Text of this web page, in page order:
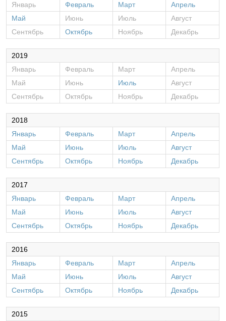
Январь
Февраль Март
Апрель
Май
Июнь Июль
Август
Сентябрь
Октябрь Ноябрь Декабрь
2019
Январь
Февраль Март
Апрель
Май
Июнь Июль
Август
Сентябрь
Октябрь Ноябрь Декабрь
2018
Январь
Февраль Март
Апрель
Май
Июнь Июль
Август
Сентябрь
Октябрь Ноябрь Декабрь
2017
Январь
Февраль Март
Апрель
Май
Июнь Июль
Август
Сентябрь
Октябрь Ноябрь Декабрь
2016
Январь
Февраль Март
Апрель
Май
Июнь Июль
Август
Сентябрь
Октябрь Ноябрь Декабрь
2015